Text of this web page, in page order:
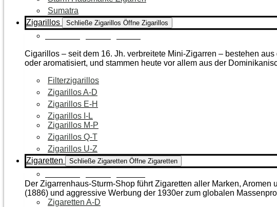
Sumatra
Zigarillos
Schließe Zigarillos Öffne Zigarillos
Cigarillos – seit dem 16. Jh. verbreitete Mini-Zigarren – bestehen
oder aromatisiert, und stammen heute vor allem aus der
Filterzigarillos
Zigarillos A-D
Zigarillos E-H
Zigarillos I-L
Zigarillos M-P
Zigarillos Q-T
Zigarillos U-Z
Zigaretten
Schließe Zigaretten Öffne Zigaretten
Der Zigarrenhaus-Sturm-Shop führt Zigaretten aller Marken,
(1886) und aggressive Werbung der 1930er zum globalen
Zigaretten A-D